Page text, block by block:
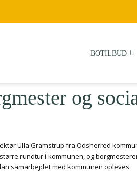
BOTILBUD
og
Ulla Gramstrup fra Odsherred
rundtur i kommunen, og
samarbejdet med kommunen opleves.